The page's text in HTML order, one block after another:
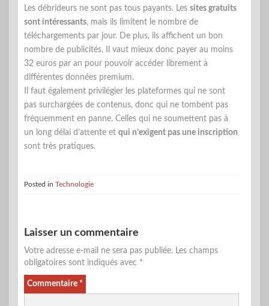
Les débrideurs ne sont pas tous payants. Les sites gratuits
sont intéressants, mais ils limitent le nombre de
téléchargements par jour. De plus, ils affichent un bon
nombre de publicités. Il vaut mieux donc payer au moins
32 euros par an pour pouvoir accéder librement à
différentes données premium.
Il faut également privilégier les plateformes qui ne sont
pas surchargées de contenus, donc qui ne tombent pas
fréquemment en panne. Celles qui ne soumettent pas à
un long délai d’attente et qui n’exigent pas une inscription
sont très pratiques.
Posted in Technologie
Laisser un commentaire
Votre adresse e-mail ne sera pas publiée. Les champs
obligatoires sont indiqués avec *
Commentaire *